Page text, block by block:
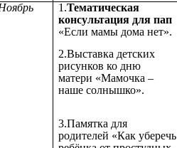
1.Тематическая
консультация для пап
«Если мамы дома нет».
2.Выставка детских
рисунков ко дню
матери «Мамочка –
наше солнышко».
3.Памятка для
родителей «Как уберечь